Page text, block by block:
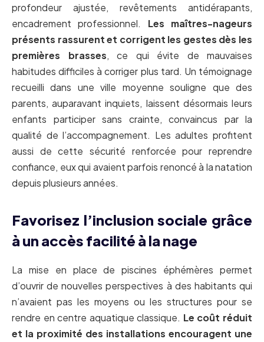
profondeur ajustée, revêtements antidérapants,
encadrement professionnel. Les maîtres-nageurs
présents rassurent et corrigent les gestes dès les
premières brasses, ce qui évite de mauvaises
habitudes difficiles à corriger plus tard. Un témoignage
recueilli dans une ville moyenne souligne que des
parents, auparavant inquiets, laissent désormais leurs
enfants participer sans crainte, convaincus par la
qualité de l’accompagnement. Les adultes profitent
aussi de cette sécurité renforcée pour reprendre
confiance, eux qui avaient parfois renoncé à la natation
depuis plusieurs années.
Favorisez l’inclusion sociale grâce
à un accès facilité à la nage
La mise en place de piscines éphémères permet
d’ouvrir de nouvelles perspectives à des habitants qui
n’avaient pas les moyens ou les structures pour se
rendre en centre aquatique classique. Le coût réduit
et la proximité des installations encouragent une